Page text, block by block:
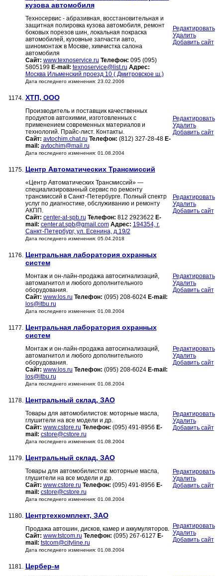
кузова автомобиля
Техносервис - абразивная, восстановительная и
защитная полировка кузова автомобиля, ремонт
боковых порезов шин, локальная покраска
автомобилей, кузовные запчасти авто,
шиномонтаж в Москве, химчистка салона
автомобиля
Сайт: www.texnoservice.ru Телефон: 095 (095)
5805199 E-mail: texnoservice@list.ru Адрес:
Москва Ильменский проезд 10 ( Дмитровское ш.)
Дата последнего изменения: 23.02.2006
Редактировать
Удалить
Добавить сайт
1174. ХТП, ООО
Производитель и поставщик качественных
продуктов автохимии, изготовленных с
применением современных материалов и
технологий. Прайс-лист. Контакты.
Сайт: avtochim.chat.ru Телефон: (812) 327-28-48 E-
mail: avtochim@mail.ru
Дата последнего изменения: 01.08.2004
Редактировать
Удалить
Добавить сайт
1175. Центр Автоматических Трансмиссий
«Центр Автоматических Трансмиссий» —
специализированный сервис по ремонту
трансмиссий в Санкт-Петербурге. Полный спектр
услуг по диагностике, обслуживанию и ремонту
АКПП.
Сайт: center-at-spb.ru Телефон: 812 2923622 E-
mail: center.at.spb@gmail.com Адрес: 194354, г.
Санкт-Петербург, ул. Есенина, д.19/2
Дата последнего изменения: 05.04.2018
Редактировать
Удалить
Добавить сайт
1176. Центральная лаборатория охранных
систем
Монтаж и он-лайн-продажа автосигнализаций,
автомагнитол и любого дополнительного
оборудования.
Сайт: www.los.ru Телефон: (095) 208-6024 E-mail:
los@itbu.ru
Дата последнего изменения: 01.08.2004
Редактировать
Удалить
Добавить сайт
1177. Центральная лаборатория охранных
систем
Монтаж и он-лайн-продажа автосигнализаций,
автомагнитол и любого дополнительного
оборудования.
Сайт: www.los.ru Телефон: (095) 208-6024 E-mail:
los@itbu.ru
Дата последнего изменения: 01.08.2004
Редактировать
Удалить
Добавить сайт
1178. Центральный склад, ЗАО
Товары для автомобилистов: моторные масла,
глушители на все модели и др.
Сайт: www.cstore.ru Телефон: (095) 491-8956 E-
mail: cstore@cstore.ru
Дата последнего изменения: 01.08.2004
Редактировать
Удалить
Добавить сайт
1179. Центральный склад, ЗАО
Товары для автомобилистов: моторные масла,
глушители на все модели и др.
Сайт: www.cstore.ru Телефон: (095) 491-8956 E-
mail: cstore@cstore.ru
Дата последнего изменения: 01.08.2004
Редактировать
Удалить
Добавить сайт
1180. Центртехкомплект, ЗАО
Продажа автошин, дисков, камер и аккумуляторов.
Сайт: www.tstcom.ru Телефон: (095) 267-6127 E-
mail: tstcom@cityline.ru
Дата последнего изменения: 01.08.2004
Редактировать
Удалить
Добавить сайт
1181. Цербер-м